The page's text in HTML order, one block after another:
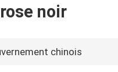
noir
chinois